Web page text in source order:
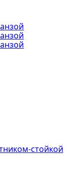
стойкой